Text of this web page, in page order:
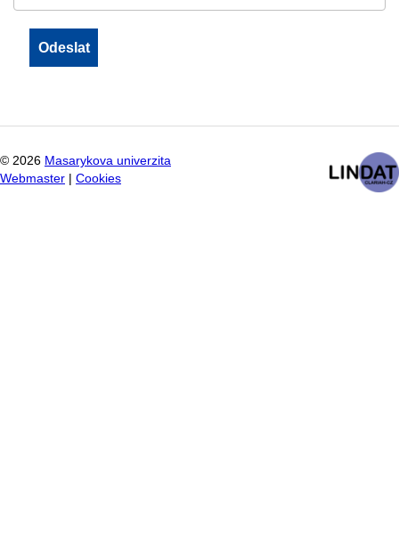
© 2026 Masarykova univerzita
Webmaster
Cookies